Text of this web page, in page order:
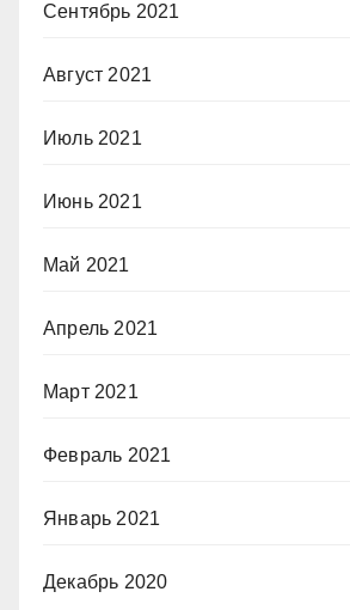
Сентябрь 2021
Август 2021
Июль 2021
Июнь 2021
Май 2021
Апрель 2021
Март 2021
Февраль 2021
Январь 2021
Декабрь 2020